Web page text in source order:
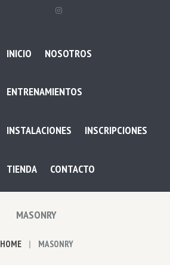
INICIO NOSOTROS
ENTRENAMIENTOS
INSTALACIONES INSCRIPCIONES
TIENDA CONTACTO
MASONRY
HOME MASONRY